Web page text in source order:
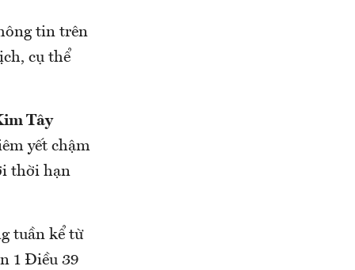
tin trên
cụ thể
Tây
yết chậm
thời hạn
tuần kể từ
1 Điều 39